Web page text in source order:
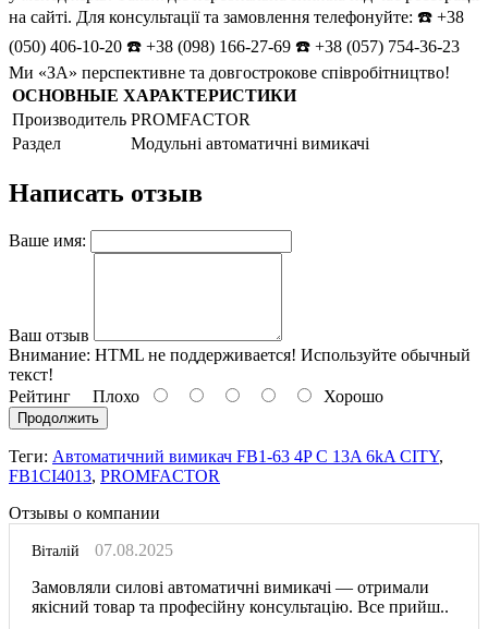
на сайті. Для консультації та замовлення телефонуйте: ☎️ +38
(050) 406-10-20 ☎️ +38 (098) 166-27-69 ☎️ +38 (057) 754-36-23
Ми «ЗА» перспективне та довгострокове співробітництво!
ОСНОВНЫЕ ХАРАКТЕРИСТИКИ
Производитель PROMFACTOR
Раздел
Модульні автоматичні вимикачі
Написать отзыв
Ваше имя:
Ваш отзыв
Внимание: HTML не поддерживается! Используйте обычный
текст!
Рейтинг Плохо Хорошо
Продолжить
Теги: Автоматичний вимикач FB1-63 4P C 13A 6kA CITY,
FB1CI4013, PROMFACTOR
Отзывы о компании
Віталій
07.08.2025
Замовляли силові автоматичні вимикачі — отримали
якісний товар та професійну консультацію. Все прийш..